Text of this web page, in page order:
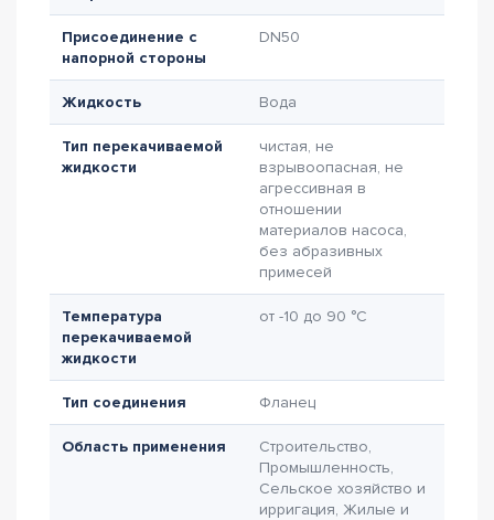
Присоединение с
напорной стороны
DN50
Жидкость Вода
Тип перекачиваемой
жидкости
чистая, не
взрывоопасная, не
агрессивная в
отношении
материалов насоса,
без абразивных
примесей
Температура
перекачиваемой
жидкости
от -10 до 90 °C
Тип соединения Фланец
Область применения
Строительство,
Промышленность,
Сельское хозяйство и
ирригация, Жилые и